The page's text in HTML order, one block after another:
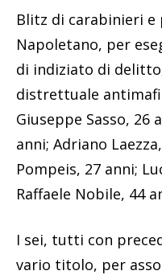
Blitz di carabinieri e
Napoletano, per
di indiziato di
distrettuale
Giuseppe Sasso, 26
anni; Adriano
Pompeis, 27 anni;
Raffaele Nobile, 44
I sei, tutti con
vario titolo, per